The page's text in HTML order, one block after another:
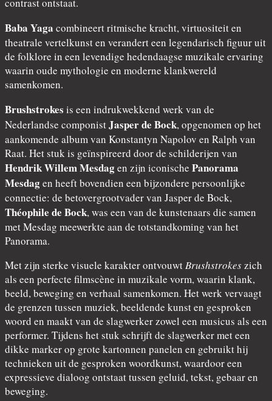
Baba Yaga combineert ritmische kracht, virtuositeit en
theatrale vertelkunst en verandert een legendarisch figuur uit
de folklore in een levendige hedendaagse muzikale ervaring
waarin oude mythologie en moderne klankwereld
samenkomen.
Brushstrokes is een indrukwekkend werk van de
Nederlandse componistJasper de Bock, opgenomen op het
aankomende album van Konstantyn Napolov en Ralph van
Raat. Het stuk is geïnspireerd door de schilderijen van
Hendrik Willem Mesdagen zijn iconische Panorama
Mesdagen heeft bovendien een bijzondere persoonlijke
connectie: de betovergrootvader van Jasper de Bock,
Théophile de Bock, was een van de kunstenaars die samen
met Mesdag meewerkte aan de totstandkoming van het
Panorama.
Met zijn sterke visuele karakter ontvouwtBrushstrokeszich
als een perfecte filmscène in muzikale vorm, waarin klank,
beeld, beweging en verhaal samenkomen. Het werk vervaagt
de grenzen tussen muziek, beeldende kunst en gesproken
woord en maakt van de slagwerker zowel een musicus als een
performer. Tijdens het stuk schrijft de slagwerker met een
dikke marker op grote kartonnen panelen en gebruikt hij
technieken uit de gesproken woordkunst, waardoor een
expressieve dialoog ontstaat tussen geluid, tekst, gebaar en
beweging.